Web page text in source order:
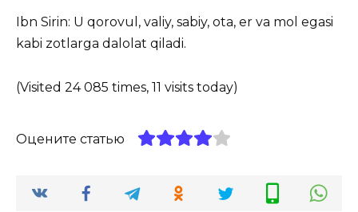
Ibn Sirin: U qorovul, valiy, sabiy, ota, er va mol egasi
kabi zotlarga dalolat qiladi.
(Visited 24 085 times, 11 visits today)
Оцените статью